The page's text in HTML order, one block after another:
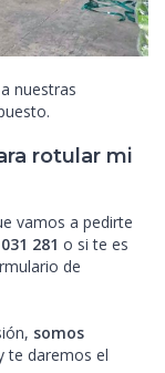
nuestras
rotular mi
vamos a pedirte
281 o si te es
de
somos
te daremos el